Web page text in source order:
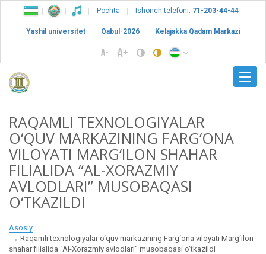
Pochta Ishonch telefoni: 71-203-44-44
Yashil universitet Qabul-2026 Kelajakka Qadam Markazi
RAQAMLI TEXNOLOGIYALAR
O‘QUV MARKAZINING FARG‘ONA
VILOYATI MARG‘ILON SHAHAR
FILIALIDA “AL-XORAZMIY
AVLODLARI” MUSOBAQASI
O‘TKAZILDI
Asosiy
Raqamli texnologiyalar o‘quv markazining Farg‘ona viloyati Marg‘ilon
shahar filialida “Al-Xorazmiy avlodlari” musobaqasi o‘tkazildi